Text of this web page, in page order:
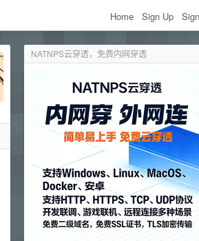
Home Sign Up
NATNPS云穿透，免费内网穿透